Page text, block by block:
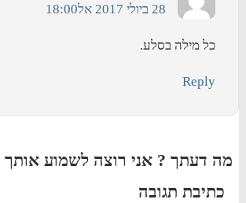
28 ביולי 2017 אל18:00
כל מילה בסלע.
Reply
מה דעתך ? אני רוצה לשמוע אותך
כתיבת תגובה